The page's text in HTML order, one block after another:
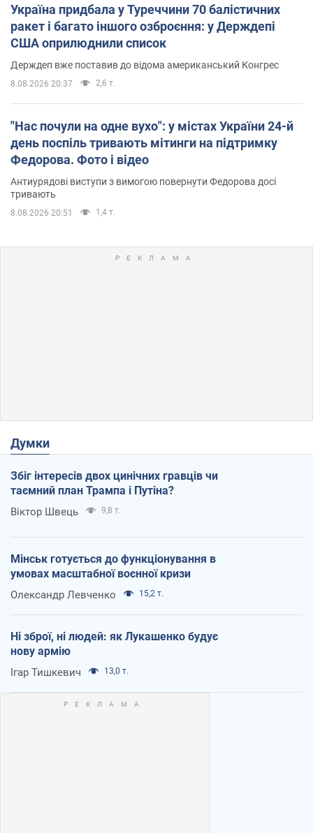
Україна придбала у Туреччини 70 балістичних
ракет і багато іншого озброєння: у Держдепі
США оприлюднили список
Держдеп вже поставив до відома американський Конгрес
8.08.2026 20:37 2,6 т.
"Нас почули на одне вухо": у містах України 24-й
день поспіль тривають мітинги на підтримку
Федорова. Фото і відео
Антиурядові виступи з вимогою повернути Федорова досі
тривають
8.08.2026 20:51 1,4 т.
Думки
Збіг інтересів двох цинічних гравців чи
таємний план Трампа і Путіна?
Віктор Швець 9,8 т.
Мінськ готується до функціонування в
умовах масштабної воєнної кризи
Олександр Левченко 15,2 т.
Ні зброї, ні людей: як Лукашенко будує
нову армію
Ігар Тишкевич 13,0 т.